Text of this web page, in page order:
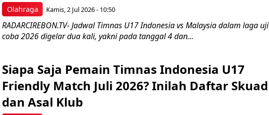
Olahraga Kamis, 2 Jul 2026 - 10:50
RADARCIREBON.TV- Jadwal Timnas U17 Indonesia vs Malaysia dalam laga uji
coba 2026 digelar dua kali, yakni pada tanggal 4 dan...
Siapa Saja Pemain Timnas Indonesia U17
Friendly Match Juli 2026? Inilah Daftar Skuad
dan Asal Klub